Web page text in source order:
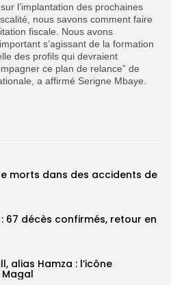
l’implantation des prochaines
nous savons comment faire
fiscale. Nous avons
s’agissant de la formation
des profils qui devraient
ce plan de relance” de
a affirmé Serigne Mbaye.
morts dans des accidents de
67 décès confirmés, retour en
alias Hamza : l’icône